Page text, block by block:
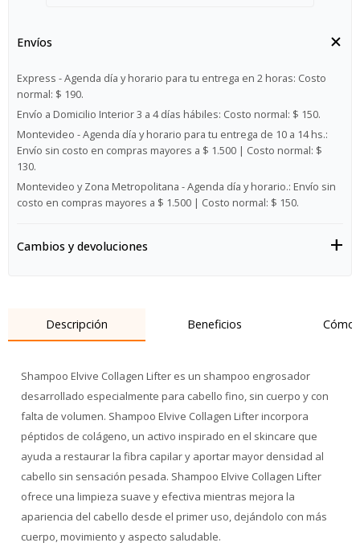
Envíos
Express - Agenda día y horario para tu entrega en 2 horas: Costo
normal: $ 190.
Envío a Domicilio Interior 3 a 4 días hábiles: Costo normal: $ 150.
Montevideo - Agenda día y horario para tu entrega de 10 a 14 hs.:
Envío sin costo en compras mayores a $ 1.500 | Costo normal: $
130.
Montevideo y Zona Metropolitana - Agenda día y horario.: Envío sin
costo en compras mayores a $ 1.500 | Costo normal: $ 150.
Cambios y devoluciones
Descripción Beneficios Cómo
Shampoo Elvive Collagen Lifter es un shampoo engrosador
desarrollado especialmente para cabello fino, sin cuerpo y con
falta de volumen. Shampoo Elvive Collagen Lifter incorpora
péptidos de colágeno, un activo inspirado en el skincare que
ayuda a restaurar la fibra capilar y aportar mayor densidad al
cabello sin sensación pesada. Shampoo Elvive Collagen Lifter
ofrece una limpieza suave y efectiva mientras mejora la
apariencia del cabello desde el primer uso, dejándolo con más
cuerpo, movimiento y aspecto saludable.